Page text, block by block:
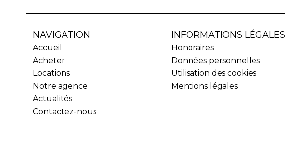
NAVIGATION
Accueil
Acheter
Locations
Notre agence
Actualités
Contactez-nous
INFORMATIONS LÉGALES
Honoraires
Données personnelles
Utilisation des cookies
Mentions légales